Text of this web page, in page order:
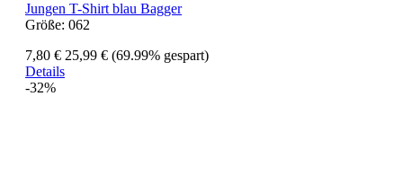
Jungen T-Shirt blau Bagger
Größe: 062
7,80 € 25,99 € (69.99% gespart)
Details
-32%